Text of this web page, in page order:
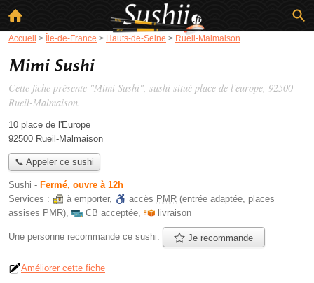
Accueil > Île-de-France > Hauts-de-Seine > Rueil-Malmaison
Mimi Sushi
Cette fiche présente "Mimi Sushi", sushi situé place de l'europe, 92500
Rueil-Malmaison.
10 place de l'Europe
92500 Rueil-Malmaison
📞 Appeler ce sushi
Sushi - Fermé, ouvre à 12h
Services :
à emporter, accès PMR (entrée adaptée, places
assises PMR), CB acceptée, livraison
Une personne recommande ce sushi. Je recommande
Améliorer cette fiche